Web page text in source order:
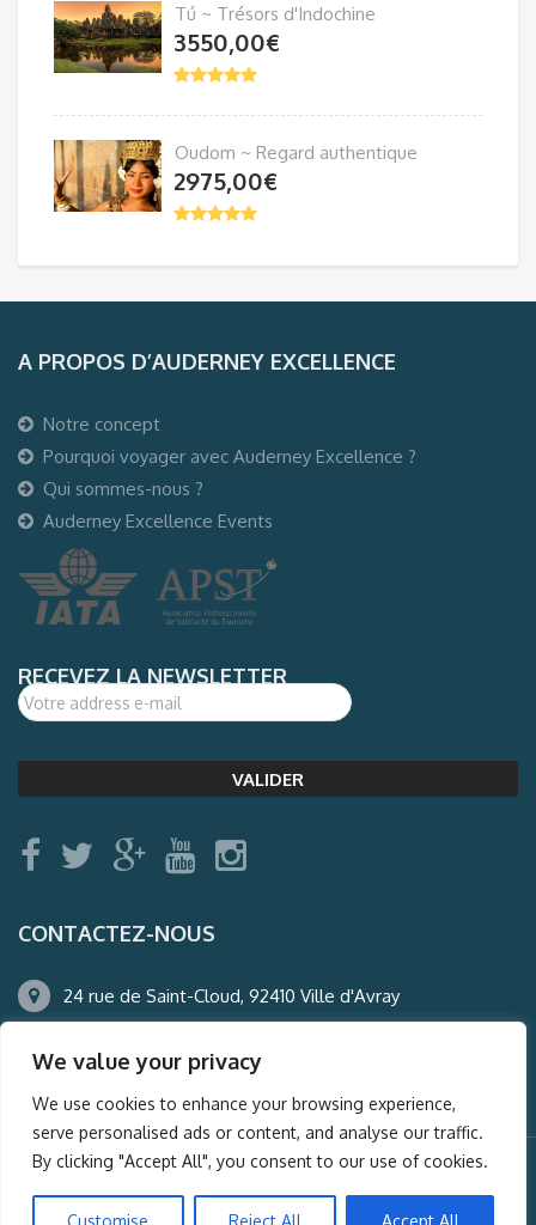
We value your privacy
We use cookies to enhance your browsing experience,
serve personalised ads or content, and analyse our traffic.
By clicking "Accept All", you consent to our use of cookies.
Customise Reject All Accept All
Tú ~ Trésors d'Indochine
3550,00€
Oudom ~ Regard authentique
2975,00€
A PROPOS D’AUDERNEY EXCELLENCE
Notre concept
Pourquoi voyager avec Auderney Excellence ?
Qui sommes-nous ?
Auderney Excellence Events
RECEVEZ LA NEWSLETTER
CONTACTEZ-NOUS
24 rue de Saint-Cloud, 92410 Ville d'Avray